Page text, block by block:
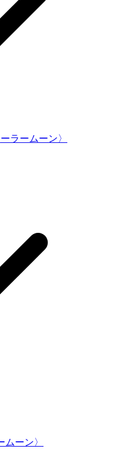
ラームーン〉
ーン〉